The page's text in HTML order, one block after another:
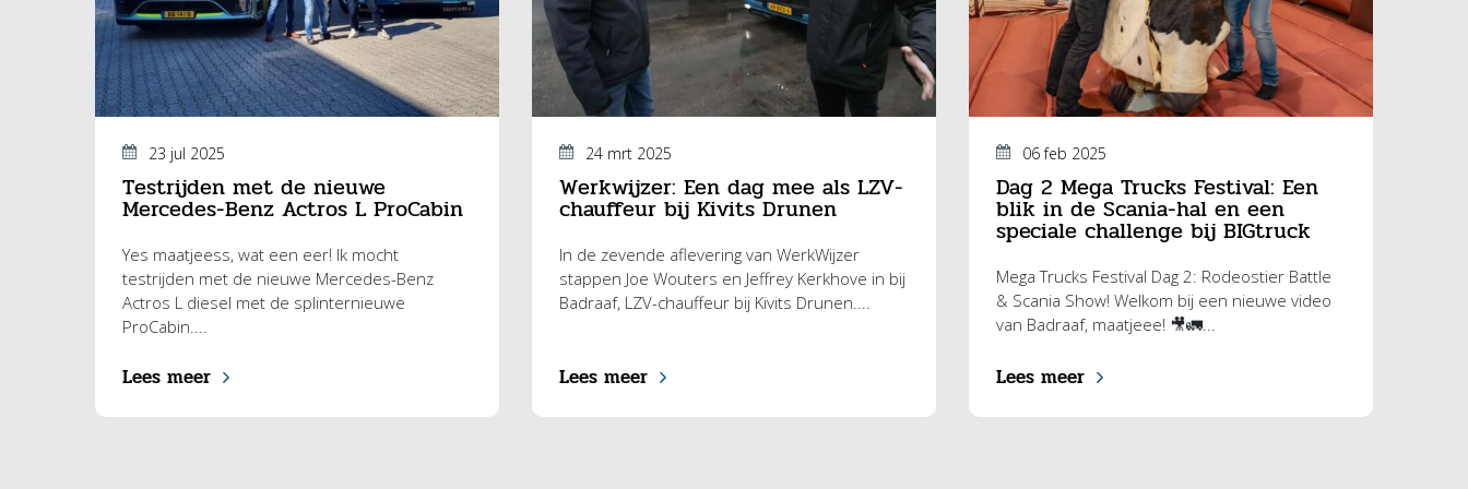
23 jul 2025
Testrijden met de nieuwe
Mercedes-Benz Actros L ProCabin
Yes maatjeess, wat een eer! Ik mocht
testrijden met de nieuwe Mercedes-Benz
Actros L diesel met de splinternieuwe
ProCabin....
Lees meer
24 mrt 2025
Werkwijzer: Een dag mee als LZV-
chauffeur bij Kivits Drunen
In de zevende aflevering van WerkWijzer
stappen Joe Wouters en Jeffrey Kerkhove in bij
Badraaf, LZV-chauffeur bij Kivits Drunen....
Lees meer
06 feb 2025
Dag 2 Mega Trucks Festival: Een
blik in de Scania-hal en een
speciale challenge bij BIGtruck
Mega Trucks Festival Dag 2: Rodeostier Battle
& Scania Show! Welkom bij een nieuwe video
van Badraaf, maatjeee! 🎥🚛...
Lees meer